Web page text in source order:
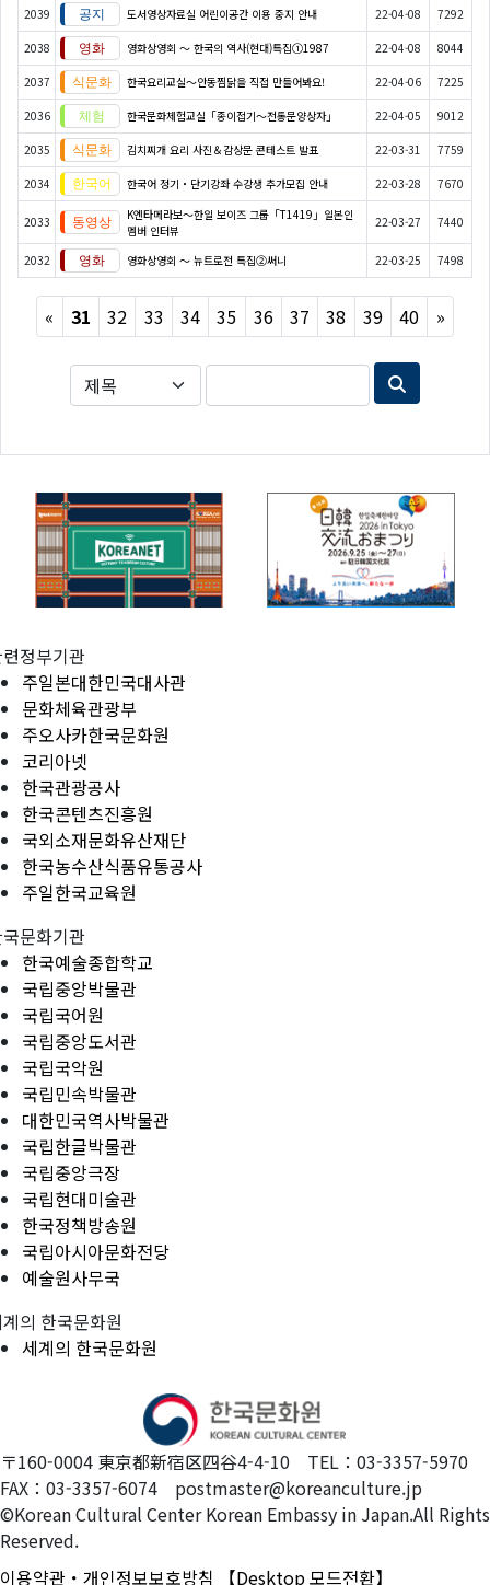
2039 도서영상자료실 어린이공간 이용 중지 안내 22-04-08 7292
2038 영화상영회 ～ 한국의 역사(현대)특집①1987 22-04-08 8044
2037 한국요리교실〜안동찜닭을 직접 만들어봐요! 22-04-06 7225
2036 한국문화체험교실「종이접기〜전통문양상자」 22-04-05 9012
2035 김치찌개 요리 사진＆감상문 콘테스트 발표 22-03-31 7759
2034 한국어 정기・단기강좌 수강생 추가모집 안내 22-03-28 7670
2033
K엔타메라보～한일 보이즈 그룹「T1419」일본인
멤버 인터뷰
22-03-27 7440
2032 영화상영회 ～ 뉴트로전 특집②써니 22-03-25 7498
« Previous
31 32 33 34 35 36 37 38 39 40 »Next
정부기관
주일본대한민국대사관
문화체육관광부
주오사카한국문화원
코리아넷
한국관광공사
한국콘텐츠진흥원
국외소재문화유산재단
한국농수산식품유통공사
주일한국교육원
문화기관
한국예술종합학교
국립중앙박물관
국립국어원
국립중앙도서관
국립국악원
국립민속박물관
대한민국역사박물관
국립한글박물관
국립중앙극장
국립현대미술관
한국정책방송원
국립아시아문화전당
예술원사무국
의 한국문화원
세계의 한국문화원
〒160-0004 東京都新宿区四谷4-4-10 TEL：03-3357-5970
FAX：03-3357-6074 postmaster@koreanculture.jp
©Korean Cultural Center Korean Embassy in Japan.All Rights
Reserved.
이용약관・개인정보보호방침
【Desktop 모드전환】